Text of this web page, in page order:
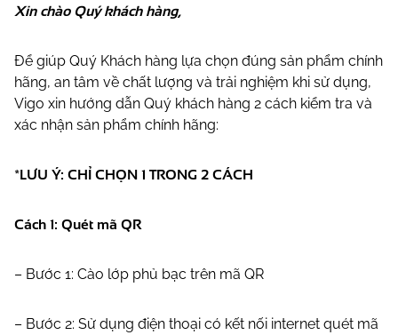
Xin chào Quý khách hàng,
Để giúp Quý Khách hàng lựa chọn đúng sản phẩm chính
hãng, an tâm về chất lượng và trải nghiệm khi sử dụng,
Vigo xin hướng dẫn Quý khách hàng 2 cách kiểm tra và
xác nhận sản phẩm chính hãng:
*LƯU Ý: CHỈ CHỌN 1 TRONG 2 CÁCH
Cách 1: Quét mã QR
– Bước 1: Cào lớp phủ bạc trên mã QR
– Bước 2: Sử dụng điện thoại có kết nối internet quét mã